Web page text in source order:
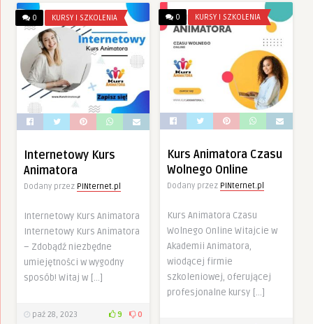
0 KURSY I SZKOLENIA
Kurs Animatora Czasu
Wolnego Online
Dodany przez PINternet.pl
Kurs Animatora Czasu
Wolnego Online Witajcie w
Akademii Animatora,
wiodącej firmie
szkoleniowej, oferującej
profesjonalne kursy […]
0 KURSY I SZKOLENIA
Internetowy Kurs
Animatora
Dodany przez PINternet.pl
Internetowy Kurs Animatora
Internetowy Kurs Animatora
– Zdobądź niezbędne
umiejętności w wygodny
sposób! Witaj w […]
paź 28, 2023 9 0